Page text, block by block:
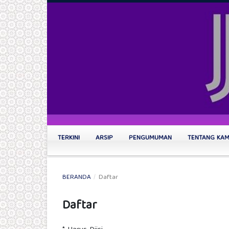
TERKINI ARSIP PENGUMUMAN TENTANG
BERANDA / Daftar
Daftar